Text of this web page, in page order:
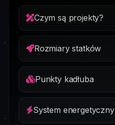
Czym są projekty?
Rozmiary statków
Punkty kadłuba
System energetyczny